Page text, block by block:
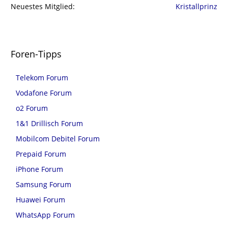
Neuestes Mitglied
Kristallprinz
Foren-Tipps
Telekom Forum
Vodafone Forum
o2 Forum
1&1 Drillisch Forum
Mobilcom Debitel Forum
Prepaid Forum
iPhone Forum
Samsung Forum
Huawei Forum
WhatsApp Forum